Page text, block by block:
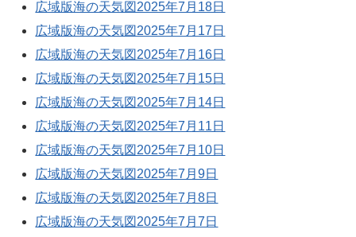
広域版海の天気図2025年7月18日
広域版海の天気図2025年7月17日
広域版海の天気図2025年7月16日
広域版海の天気図2025年7月15日
広域版海の天気図2025年7月14日
広域版海の天気図2025年7月11日
広域版海の天気図2025年7月10日
広域版海の天気図2025年7月9日
広域版海の天気図2025年7月8日
広域版海の天気図2025年7月7日